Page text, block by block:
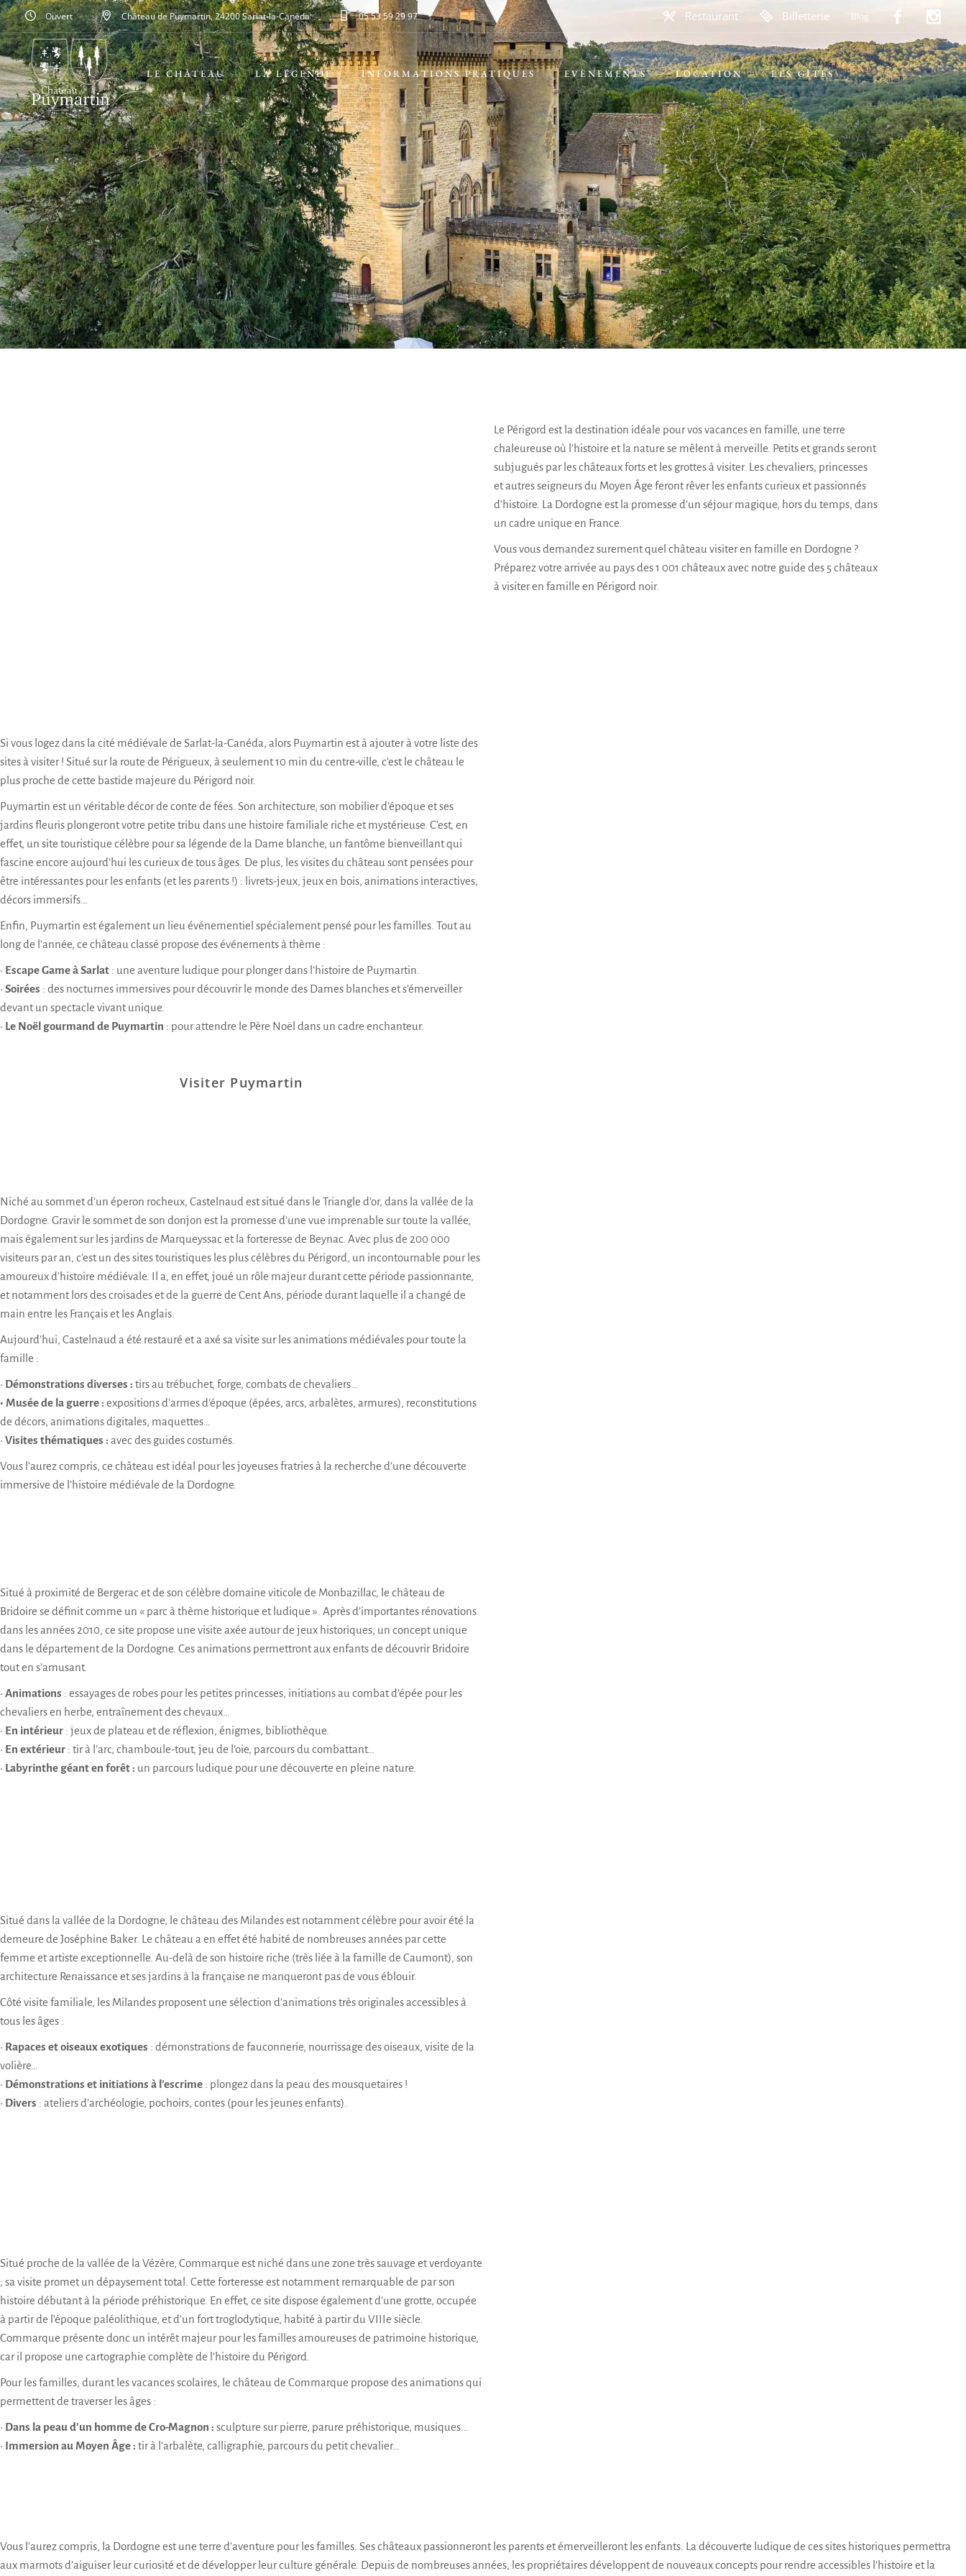
Ouvert Château de Puymartin, 24200 Sarlat-la-Canéda 05 53 59 29 97 Restaurant Billetterie Blog
LE CHÂTEAU LA LÉGENDE INFORMATIONS PRATIQUES EVÈNEMENTS LOCATION LES GÎTES
Le Périgord est la destination idéale pour vos vacances en famille, une terre
chaleureuse où l’histoire et la nature se mêlent à merveille. Petits et grands seront
subjugués par les châteaux forts et les grottes à visiter. Les chevaliers, princesses
et autres seigneurs du Moyen Âge feront rêver les enfants curieux et passionnés
d’histoire. La Dordogne est la promesse d’un séjour magique, hors du temps, dans
un cadre unique en France.
Vous vous demandez surement quel château visiter en famille en Dordogne ?
Préparez votre arrivée au pays des 1 001 châteaux avec notre guide des 5châteaux
à visiter en famille en Périgord noir.
Si vous logez dans la cité médiévale de Sarlat-la-Canéda, alors Puymartin est à ajouter à votre liste des
sites à visiter ! Situé sur la route de Périgueux, à seulement 10 min du centre-ville, c’est le château le
plus proche de cette bastide majeure du Périgord noir.
Puymartin est un véritable décor de conte de fées. Son architecture, son mobilier d’époque et ses
jardins fleuris plongeront votre petite tribu dans une histoire familiale riche et mystérieuse. C’est, en
effet, un site touristique célèbre pour sa légende de la Dame blanche, un fantôme bienveillant qui
fascine encore aujourd’hui les curieux de tous âges. De plus, les visites du château sont pensées pour
être intéressantes pour les enfants (et les parents !) : livrets-jeux, jeux en bois, animations interactives,
décors immersifs…
Enfin, Puymartin est également un lieu événementiel spécialement pensé pour les familles. Tout au
long de l’année, ce château classé propose des événements à thème :
• Escape Game à Sarlat : une aventure ludique pour plonger dans l’histoire de Puymartin.
• Soirées : des nocturnes immersives pour découvrir le monde des Dames blanches et s’émerveiller
devant un spectacle vivant unique.
• Le Noël gourmand de Puymartin : pour attendre le Père Noël dans un cadre enchanteur.
Visiter Puymartin
Niché au sommet d’un éperon rocheux, Castelnaud est situé dans le Triangle d’or, dans la vallée de la
Dordogne . Gravir le sommet de son donjon est la promesse d’une vue imprenable sur toute la vallée,
mais également sur les jardins de Marqueyssac et la forteresse de Beynac. Avec plus de 200 000
visiteurs par an, c’est un des sites touristiques les plus célèbres du Périgord, un incontournable pour les
amoureux d’histoire médiévale. Il a, en effet, joué un rôle majeur durant cette période passionnante,
et notamment lors des croisades et de la guerre de Cent Ans, période durant laquelle il a changé de
main entre les Français et les Anglais.
Aujourd’hui, Castelnaud a été restauré et a axé sa visite sur les animations médiévales pour toute la
famille :
• Démonstrations diverses : tirs au trébuchet, forge, combats de chevaliers…
• Musée de la guerre : expositions d’armes d’époque (épées, arcs, arbalètes, armures), reconstitutions
de décors, animations digitales, maquettes…
• Visites thématiques : avec des guides costumés.
Vous l’aurez compris, ce château est idéal pour les joyeuses fratries à la recherche d’une découverte
immersive de l’histoire médiévale de la Dordogne.
Situé à proximité de Bergerac et de son célèbre domaine viticole de Monbazillac, le château de
Bridoire se définit comme un « parc à thème historique et ludique ». Après d’importantes rénovations
dans les années 2010, ce site propose une visite axée autour de jeux historiques, un concept unique
dans le département de la Dordogne. Ces animations permettront aux enfants de découvrir Bridoire
tout en s’amusant.
• Animations : essayages de robes pour les petites princesses, initiations au combat d’épée pour les
chevaliers en herbe, entraînement des chevaux…
• En intérieur : jeux de plateau et de réflexion, énigmes, bibliothèque.
• En extérieur : tir à l’arc, chamboule-tout, jeu de l’oie, parcours du combattant…
• Labyrinthe géant en forêt : un parcours ludique pour une découverte en pleine nature.
Situé dans la vallée de la Dordogne, le château des Milandes est notamment célèbre pour avoir été la
demeure de Joséphine Baker. Le château a en effet été habité de nombreuses années par cette
femme et artiste exceptionnelle. Au-delà de son histoire riche (très liée à la famille de Caumont), son
architecture Renaissance et ses jardins à la française ne manqueront pas de vous éblouir.
Côté visite familiale, les Milandes proposent une sélection d’animations très originales accessibles à
tous les âges :
• Rapaces et oiseaux exotiques : démonstrations de fauconnerie, nourrissage des oiseaux, visite de la
volière…
• Démonstrations et initiations à l’escrime : plongez dans la peau des mousquetaires !
• Divers : ateliers d’archéologie, pochoirs, contes (pour les jeunes enfants).
Situé proche de la vallée de la Vézère, Commarque est niché dans une zone très sauvage et verdoyante
; sa visite promet un dépaysement total. Cette forteresse est notamment remarquable de par son
histoire débutant à la période préhistorique. En effet, ce site dispose également d’une grotte, occupée
à partir de l’époque paléolithique, et d’un fort troglodytique, habité à partir du VIIIe siècle.
Commarque présente donc un intérêt majeur pour les familles amoureuses de patrimoine historique,
car il propose une cartographie complète de l’histoire du Périgord.
Pour les familles, durant les vacances scolaires, le château de Commarque propose des animations qui
permettent de traverser les âges :
• Dans la peau d’un homme de Cro-Magnon : sculpture sur pierre, parure préhistorique, musiques…
• Immersion au Moyen Âge : tir à l’arbalète, calligraphie, parcours du petit chevalier…
Vous l’aurez compris, la Dordogne est une terre d’aventure pour les familles. Ses châteaux passionneront les parents et émerveilleront les enfants. La découverte ludique de ces sites historiques permettra
aux marmots d’aiguiser leur curiosité et de développer leur culture générale. Depuis de nombreuses années, les propriétaires développent de nouveaux concepts pour rendre accessibles l’histoire et la